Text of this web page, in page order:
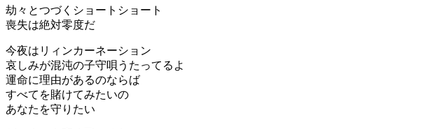
劫々とつづくショートショート
喪失は絶対零度だ
今夜はリィンカーネーション
哀しみが混沌の子守唄うたってるよ
運命に理由があるのならば
すべてを賭けてみたいの
あなたを守りたい